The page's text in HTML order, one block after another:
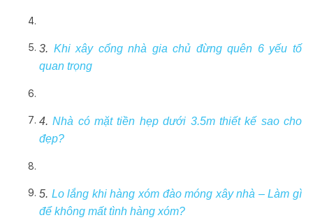
3. Khi xây cổng nhà gia chủ đừng quên 6 yếu tố
quan trọng
4.Nhà có mặt tiền hẹp dưới 3.5m thiết kế sao cho
đẹp?
5. Lo lắng khi hàng xóm đào móng xây nhà – Làm gì
để không mất tình hàng xóm?